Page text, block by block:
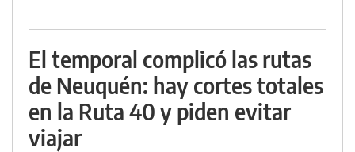
El temporal complicó las rutas
de Neuquén: hay cortes totales
en la Ruta 40 y piden evitar
viajar